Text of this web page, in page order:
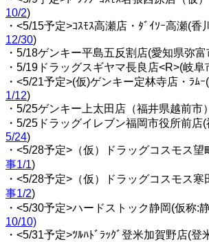
10/2)
・<5/15予定>ｺｽﾓｽ高瀬店・ﾀﾞｲｿｰ高瀬(香
12/30)
・5/18ゲンキー平島五反割店(愛知県弥富
・5/19ドラッグスギヤマ長良店<R>(岐阜
・<5/21予定>(仮)ゲンキー定林寺店・ﾗﾑ
1/12)
・5/25ゲンキー上太田店（福井県越前市
・5/25ドラッグイレブン福岡市役所前店
5/24)
・<5/28予定>（仮）ドラッグコスモス望
事1/1)
・<5/28予定>（仮）ドラッグコスモス寒
事1/2)
・<5/30予定>ハードストック静岡(仮称:
10/10)
・<5/31予定>ﾂﾙﾊﾄﾞﾗｯｸﾞ登米加賀野店(登